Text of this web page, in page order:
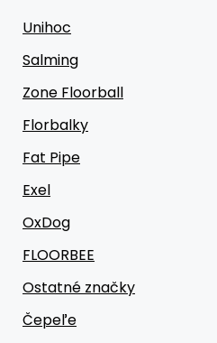
Unihoc
Salming
Zone Floorball
Florbalky
Fat Pipe
Exel
OxDog
FLOORBEE
Ostatné značky
Čepeľe